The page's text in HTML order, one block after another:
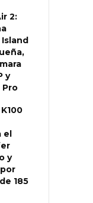
2:
y
Pro
el
y
185